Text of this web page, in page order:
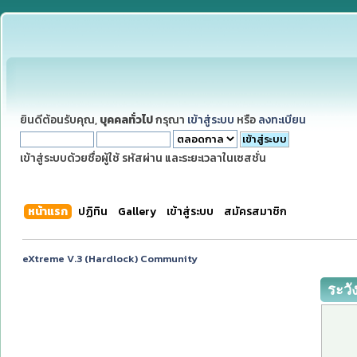
ยินดีต้อนรับคุณ, บุคคลทั่วไปกรุณา เข้าสู่ระบบ หรือ ลงทะเบียน
เข้าสู่ระบบด้วยชื่อผู้ใช้ รหัสผ่าน และระยะเวลาในเซสชั่น
หน้าแรก ปฏิทิน Gallery เข้าสู่ระบบ สมัครสมาชิก
eXtreme V.3 (Hardlock) Community
ระวั